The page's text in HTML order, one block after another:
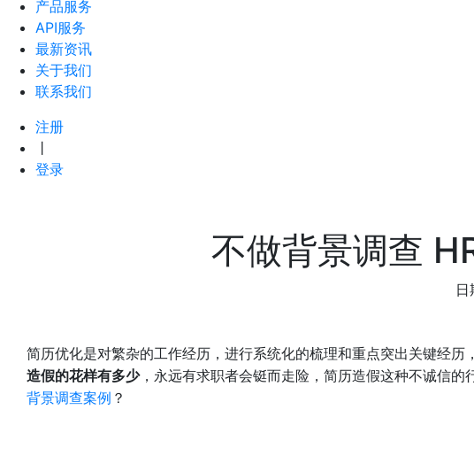
产品服务
API服务
最新资讯
关于我们
联系我们
注册
登录
不做背景调查
简历优化是对繁杂的工作经历，进行系统化的梳理和重点突出关键经
造假的花样有多少，永远有求职者会铤而走险，简历造假这种不诚信
背景调查案例 ？